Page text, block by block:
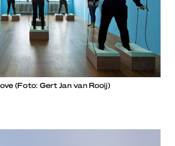
(Foto: Gert Jan van Rooij)